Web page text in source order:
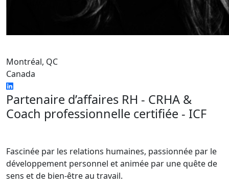
Montréal, QC
Canada
Partenaire d’affaires RH - CRHA &
Coach professionnelle certifiée - ICF
Fascinée par les relations humaines, passionnée par le
développement personnel et animée par une quête de
sens et de bien-être au travail.